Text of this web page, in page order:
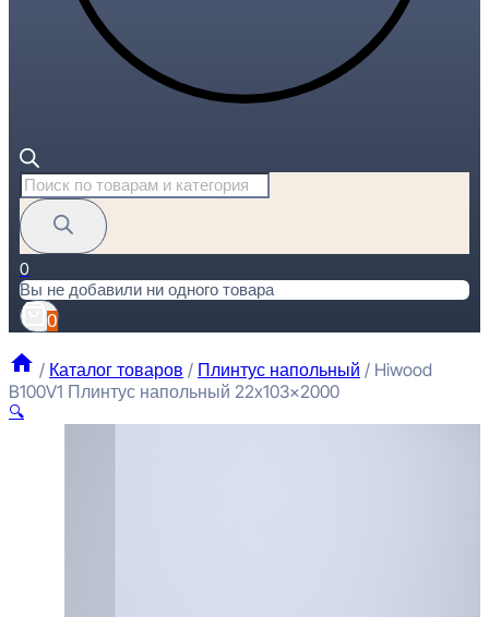
Поиск
товаров
0
Вы не добавили ни одного товара
0
/ Каталог товаров / Плинтус напольный / Hiwood
B100V1 Плинтус напольный 22x103x2000
🔍